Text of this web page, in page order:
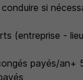
si
(entreprise -
payés/an+